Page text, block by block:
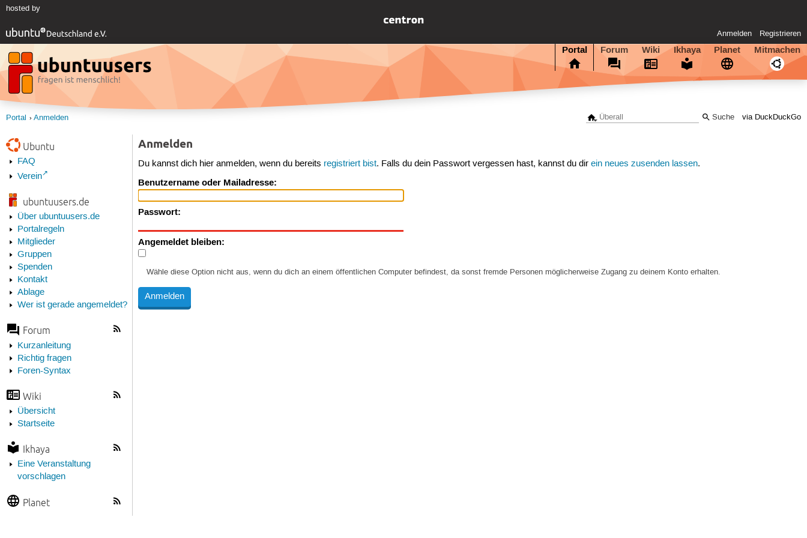
hosted by
Anmelden Registrieren
Portal Forum Wiki Ikhaya Planet Mitmachen
via DuckDuckGo
Portal Anmelden
Ubuntu
FAQ
Verein
ubuntuusers.de
Über ubuntuusers.de
Portalregeln
Mitglieder
Gruppen
Spenden
Kontakt
Ablage
Wer ist gerade angemeldet?
Forum
Kurzanleitung
Richtig fragen
Foren-Syntax
Wiki
Übersicht
Startseite
Ikhaya
Eine Veranstaltung
vorschlagen
Planet
Anmelden
Du kannst dich hier anmelden, wenn du bereits registriert bist. Falls du dein Passwort vergessen hast, kannst du direin neues zusenden lassen.
Benutzername oder Mailadresse:
Passwort:
Angemeldet bleiben:
Wähle diese Option nicht aus, wenn du dich an einem öffentlichen Computer befindest, da sonst fremde Personen möglicherweise Zugang zu deinem Konto erhalten.